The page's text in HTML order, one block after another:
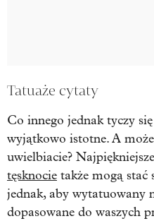
Tatuaże cytaty
Co innego jednak tyczy
wyjątkowo istotne. A
uwielbiacie? Najpiękniejsze
tęsknocie także mogą stać
jednak, aby wytatuowany
dopasowane do waszych